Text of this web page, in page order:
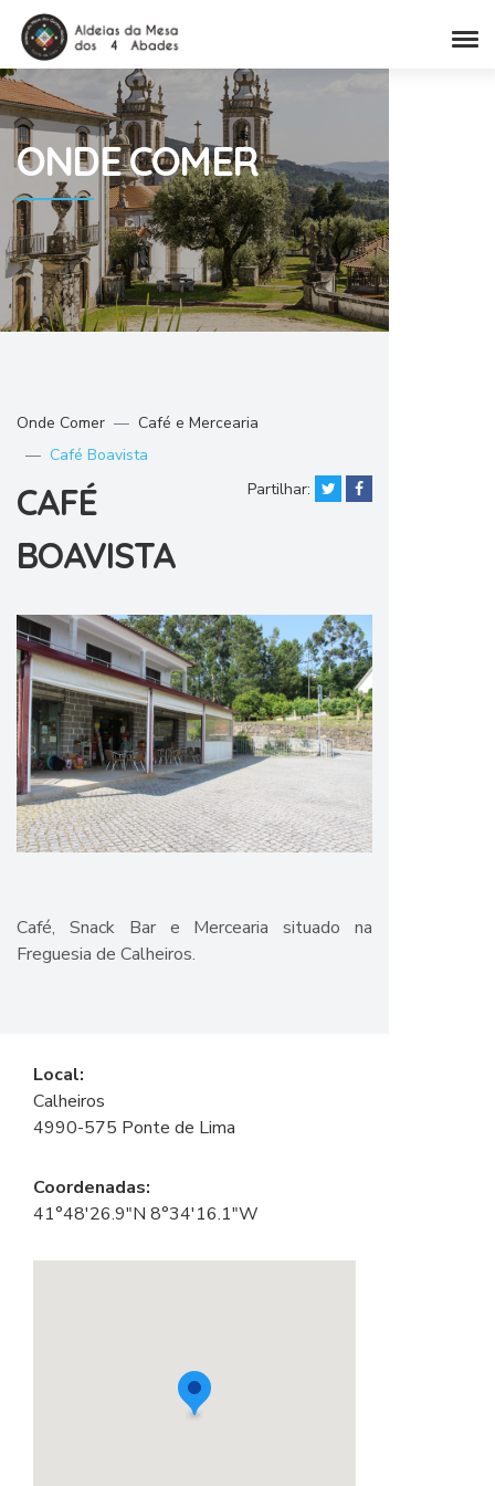
ONDECOMER
Onde Comer
Café e Mercearia
Café Boavista
Partilhar:
CAFÉ
BOAVISTA
Café, Snack Bar e Mercearia situado na
Freguesia de Calheiros.
Local:
Calheiros
4990-575 Ponte de Lima
Coordenadas:
41°48'26.9"N 8°34'16.1"W